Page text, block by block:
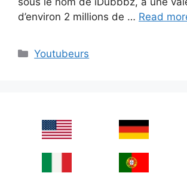
d’environ 2 millions de … Read
Categories
Youtubeurs